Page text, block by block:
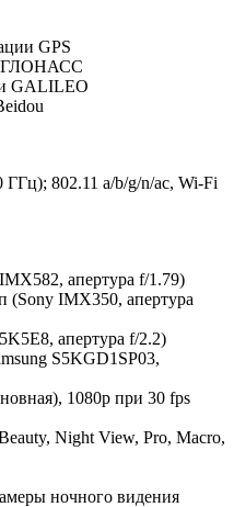
GPS
ГЛОНАСС
GALILEO
802.11 a/b/g/n/ac, Wi-Fi
апертура f/1.79)
(Sony IMX350, апертура
апертура f/2.2)
S5KGD1SP03,
1080p при 30 fps
Night View, Pro, Macro,
ночного видения